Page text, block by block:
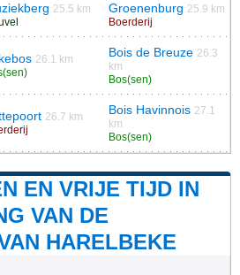
25.5 km
Groenenburg 25.9 km
Boerderij
26.1 km
Bois de Breuze 26.3
km
Bos(sen)
26.7 km
Bois Havinnois 27.1
km
Bos(sen)
EN VRIJE TIJD IN
VAN DE
HARELBEKE